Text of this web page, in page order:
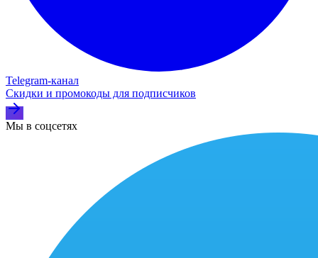
Telegram‑канал
Скидки и промокоды для подписчиков
Мы в соцсетях